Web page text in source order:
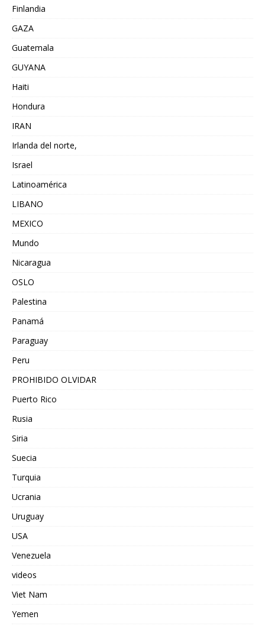
Finlandia
GAZA
Guatemala
GUYANA
Haiti
Hondura
IRAN
Irlanda del norte,
Israel
Latinoamérica
LIBANO
MEXICO
Mundo
Nicaragua
OSLO
Palestina
Panamá
Paraguay
Peru
PROHIBIDO OLVIDAR
Puerto Rico
Rusia
Siria
Suecia
Turquia
Ucrania
Uruguay
USA
Venezuela
videos
Viet Nam
Yemen